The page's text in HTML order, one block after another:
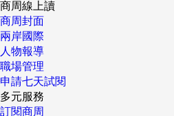
最終評審：詹姆斯·戴森 〔獎項〕 一等獎1名（獎勵獲獎者1萬
英鎊，向其畢業學校捐贈1萬英鎊
獎者1千英鎊，向其畢業學校捐贈1千英鎊） 〔報
限〕 工業設計、產品設計及工程
的畢業生均可報名。報名時間為
商周線上讀
商周封面
兩岸國際
人物報導
職場管理
申請七天試閱
多元服務
訂閱商周